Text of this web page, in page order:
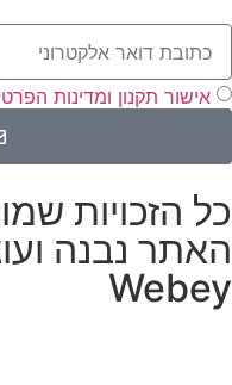
אישור תקנון ומדינות
האתר נבנה
Webey